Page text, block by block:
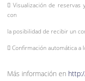
 Visualización de
con
la posibilidad de recibir un
 Confirmación automática a
Más información en